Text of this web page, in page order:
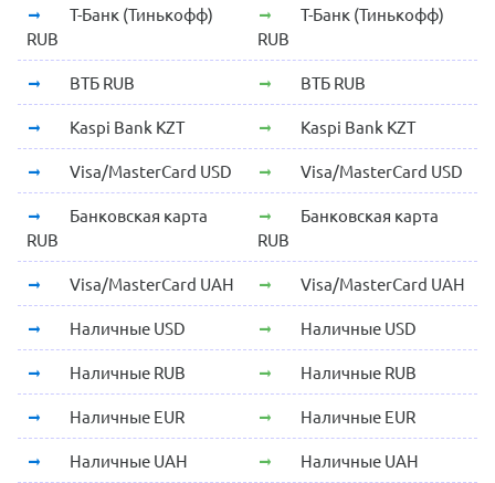
Т-Банк (Тинькофф)
RUB
Т-Банк (Тинькофф)
RUB
ВТБ RUB ВТБ RUB
Kaspi Bank KZT Kaspi Bank KZT
Visa/MasterCard USD Visa/MasterCard USD
Банковская карта
RUB
Банковская карта
RUB
Visa/MasterCard UAH Visa/MasterCard UAH
Наличные USD Наличные USD
Наличные RUB Наличные RUB
Наличные EUR Наличные EUR
Наличные UAH Наличные UAH